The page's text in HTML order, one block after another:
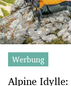
Werbung
Alpine Idylle: